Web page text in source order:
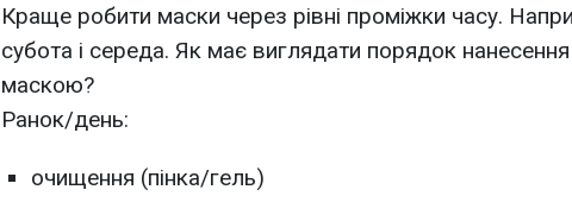
Краще робити маски через рівні проміжки часу.
субота і середа. Як має виглядати порядок нанесення
маскою?
Ранок/день:
очищення (пінка/гель)